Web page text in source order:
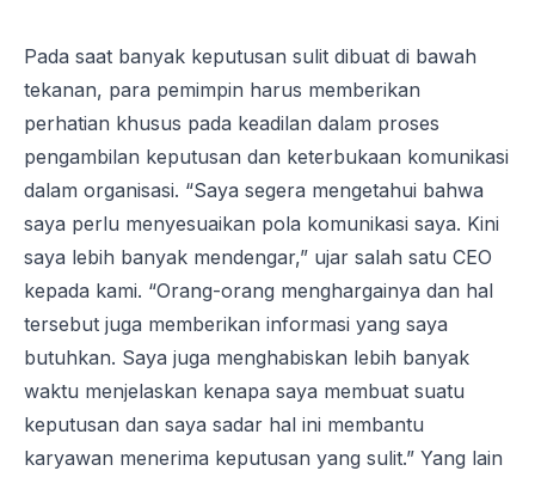
Pada saat banyak keputusan sulit dibuat di bawah
tekanan, para pemimpin harus memberikan
perhatian khusus pada keadilan dalam proses
pengambilan keputusan dan keterbukaan komunikasi
dalam organisasi. “Saya segera mengetahui bahwa
saya perlu menyesuaikan pola komunikasi saya. Kini
saya lebih banyak mendengar,” ujar salah satu CEO
kepada kami. “Orang-orang menghargainya dan hal
tersebut juga memberikan informasi yang saya
butuhkan. Saya juga menghabiskan lebih banyak
waktu menjelaskan kenapa saya membuat suatu
keputusan dan saya sadar hal ini membantu
karyawan menerima keputusan yang sulit.” Yang lain